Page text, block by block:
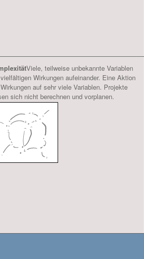
Viele, teilweise unbekannte Variablen
Wirkungen aufeinander. Eine Aktion
auf sehr viele Variablen. Projekte
sich nicht berechnen und vorplanen.